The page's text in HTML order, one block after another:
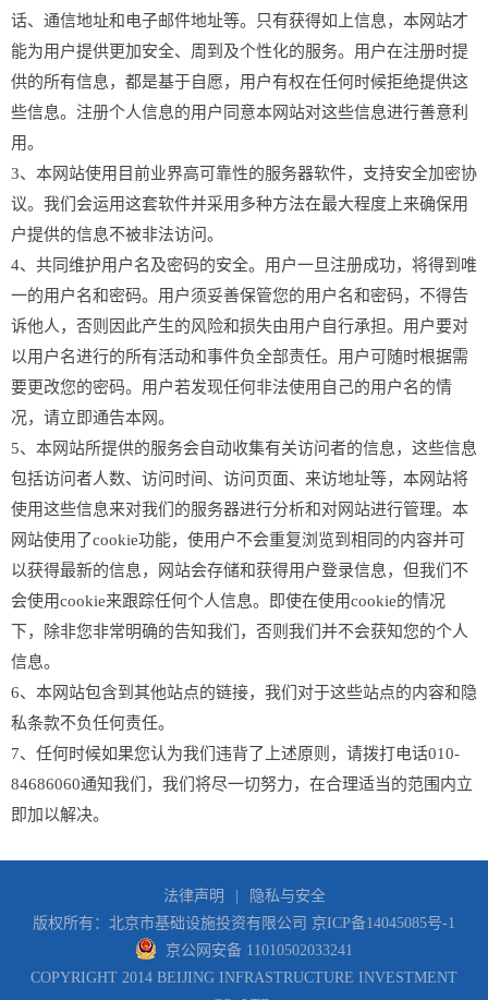
话、通信地址和电子邮件地址等。只有获得如上信息，本网站才
能为用户提供更加安全、周到及个性化的服务。用户在注册时提
供的所有信息，都是基于自愿，用户有权在任何时候拒绝提供这
些信息。注册个人信息的用户同意本网站对这些信息进行善意利
用。
3、本网站使用目前业界高可靠性的服务器软件，支持安全加密协
议。我们会运用这套软件并采用多种方法在最大程度上来确保用
户提供的信息不被非法访问。
4、共同维护用户名及密码的安全。用户一旦注册成功，将得到唯
一的用户名和密码。用户须妥善保管您的用户名和密码，不得告
诉他人，否则因此产生的风险和损失由用户自行承担。用户要对
以用户名进行的所有活动和事件负全部责任。用户可随时根据需
要更改您的密码。用户若发现任何非法使用自己的用户名的情
况，请立即通告本网。
5、本网站所提供的服务会自动收集有关访问者的信息，这些信息
包括访问者人数、访问时间、访问页面、来访地址等，本网站将
使用这些信息来对我们的服务器进行分析和对网站进行管理。本
网站使用了cookie功能，使用户不会重复浏览到相同的内容并可
以获得最新的信息，网站会存储和获得用户登录信息，但我们不
会使用cookie来跟踪任何个人信息。即使在使用cookie的情况
下，除非您非常明确的告知我们，否则我们并不会获知您的个人
信息。
6、本网站包含到其他站点的链接，我们对于这些站点的内容和隐
私条款不负任何责任。
7、任何时候如果您认为我们违背了上述原则，请拨打电话010-
84686060通知我们，我们将尽一切努力，在合理适当的范围内立
即加以解决。
法律声明
隐私与安全
版权所有：北京市基础设施投资有限公司 京ICP备14045085号-1
京公网安备 11010502033241
COPYRIGHT 2014 BEIJING INFRASTRUCTURE INVESTMENT